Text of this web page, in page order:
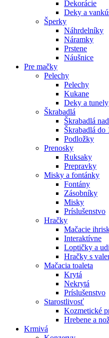
Dekorácie
Deky a
Šperky
Náhrdelníky
Náramky
Prstene
Náušnice
Pre mačky
Pelechy
Pelechy
Kukane
Deky a tunely
Škrabadlá
Škrabadlá
Škrabadlá do
Podložky
Prenosky
Ruksaky
Prepravky
Misky a fontánky
Fontány
Zásobníky
Misky
Príslušenstvo
Hračky
Mačacie
Interaktívne
Loptičky a
Hračky s
Mačacia toaleta
Krytá
Nekrytá
Príslušenstvo
Starostlivosť
Kozmetické
Hrebene a
Krmivá